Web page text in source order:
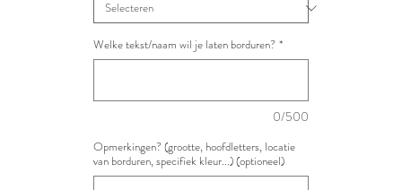
Welke tekst/naam wil je laten borduren? *
0/500
Opmerkingen? (grootte, hoofdletters, locatie
van borduren, specifiek kleur...) (optioneel)